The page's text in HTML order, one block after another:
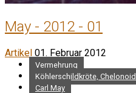
May - 2012 - 01
Artikel 01. Februar 2012
Vermehrung
Köhlerschildkröte,
Carl May